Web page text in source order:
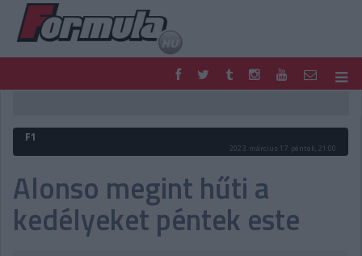
FORMULA
MOTOR
PODCAST
SHOP
LIVE
TIPPJÁTÉK
DIGITÁLIS MAGAZIN
PONTÁLLÁSOK
F1
2023. március 17. péntek, 21:00
Alonso megint hűti a
kedélyeket péntek este